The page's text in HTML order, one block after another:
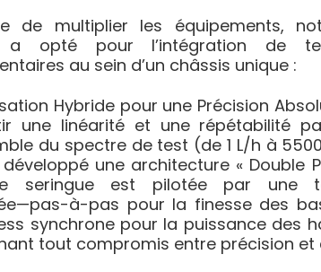
de multiplier les équipements,
a opté pour l’intégration de
au sein d’un châssis unique :
Hybride pour une Précision
une linéarité et une répétabilité
du spectre de test (de 1 L/h à
une architecture « Double
seringue est pilotée par une
à-pas pour la finesse des
synchrone pour la puissance des
tout compromis entre précision et